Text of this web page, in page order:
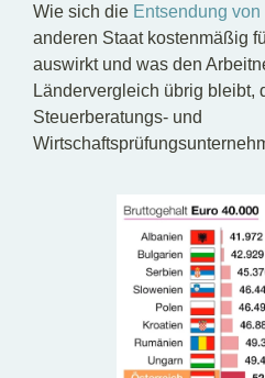
Wie sich die Entsendung
anderen Staat kostenmäßig
auswirkt und was den
Ländervergleich übrig bleibt,
Steuerberatungs- und